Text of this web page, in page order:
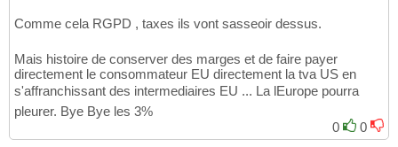
Comme cela RGPD , taxes ils vont sasseoir dessus.
Mais histoire de conserver des marges et de faire payer
directement le consommateur EU directement la tva US en
s'affranchissant des intermediaires EU ... La lEurope pourra
pleurer. Bye Bye les 3%
0
0